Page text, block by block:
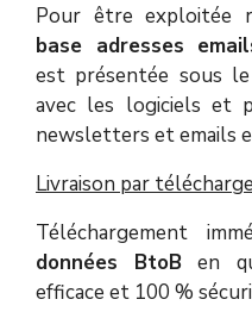
Pour être exploitée
base adresses
est présentée sous
avec les logiciels et
newsletters et emails
Livraison par
Téléchargement
données BtoB en
efficace et 100 %